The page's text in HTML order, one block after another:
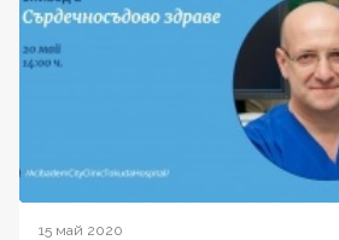
15 май 2020